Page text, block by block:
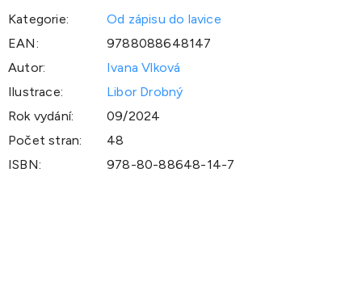
Kategorie:
Od zápisu do lavice
EAN:
9788088648147
Autor:
Ivana Vlková
Ilustrace:
Libor Drobný
Rok vydání:
09/2024
Počet stran:
48
ISBN: 978-80-88648-14-7